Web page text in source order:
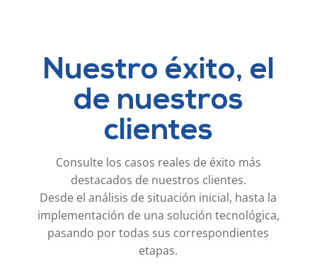
Nuestro éxito, el
de nuestros
clientes
Consulte los casos reales de éxito más
destacados de nuestros clientes.
Desde el análisis de situación inicial, hasta la
implementación de una solución tecnológica,
pasando por todas sus correspondientes
etapas.